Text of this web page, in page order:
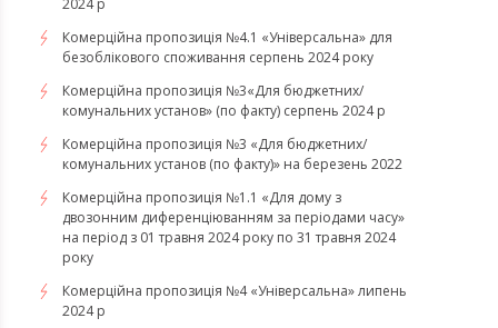
2024 р
Комерційна пропозиція №4.1 «Універсальна» для
безоблікового споживання серпень 2024 року
Комерційна пропозиція №3«Для бюджетних/
комунальних установ» (по факту) серпень 2024 р
Комерційна пропозиція №3 «Для бюджетних/
комунальних установ (по факту)» на березень 2022
Комерційна пропозиція №1.1 «Для дому з
двозонним диференціюванням за періодами часу»
на період з 01 травня 2024 року по 31 травня 2024
року
Комерційна пропозиція №4 «Універсальна» липень
2024 р